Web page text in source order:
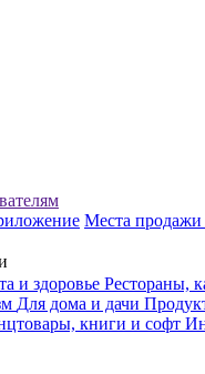
Места продажи
и здоровье Рестораны,
Для дома и дачи
книги и софт